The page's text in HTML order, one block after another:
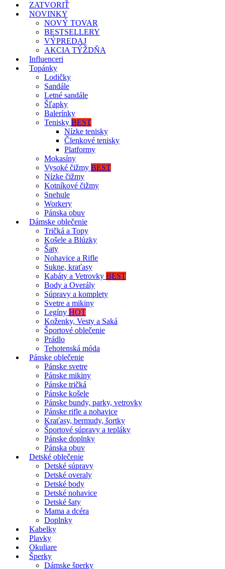
ZATVORIŤ
NOVINKY
NOVÝ TOVAR
BESTSELLERY
VÝPREDAJ
AKCIA TÝŽDŇA
Influenceri
Topánky
Lodičky
Sandále
Letné sandále
Šľapky
Balerínky
Tenisky BEST
Nízke tenisky
Členkové tenisky
Platformy
Mokasíny
Vysoké čižmy BEST
Nízke čižmy
Kotníkové čižmy
Snehule
Workery
Pánska obuv
Dámske oblečenie
Tričká a Topy
Košele a Blúzky
Šaty
Nohavice a Rifle
Sukne, kraťasy
Kabáty a Vetrovky BEST
Body a Overály
Súpravy a komplety
Svetre a mikiny
Legíny HOT
Koženky, Vesty a Saká
Športové oblečenie
Prádlo
Tehotenská móda
Pánske oblečenie
Pánske svetre
Pánske mikiny
Pánske tričká
Pánske košele
Pánske bundy, parky, vetrovky
Pánske rifle a nohavice
Kraťasy, bermudy, šortky
Športové súpravy a tepláky
Pánske doplnky
Pánska obuv
Detské oblečenie
Detské súpravy
Detské overaly
Detské body
Detské nohavice
Detské šaty
Mama a dcéra
Doplnky
Kabelky
Plavky
Okuliare
Šperky
Dámske šperky